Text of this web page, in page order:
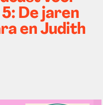
De jaren
en Judith